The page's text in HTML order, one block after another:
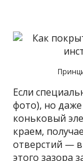
Если
фото), но
коньковый
краем,
отверстий —
этого зазора